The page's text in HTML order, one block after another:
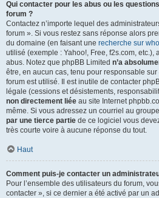
Qui contacter pour les abus ou les
forum ?
Contactez n’importe lequel des
forum ». Si vous restez sans réponse alors
du domaine (en faisant une recherche sur
utilisé (exemple : Yahoo!, Free, f2s.com,
abus. Notez que phpBB Limited n’a
être, en aucun cas, tenu pour responsable sur
forum est utilisé. Il est inutile de contacter
légale (cessions et désistements,
non directement liée au site Internet
même. Si vous adressez un courriel au
par une tierce partie de ce logiciel vous
très courte voire à aucune réponse du tout.
Haut
Comment puis-je contacter un
Pour l’ensemble des utilisateurs du forum,
contacter », si ce dernier a été activé par un